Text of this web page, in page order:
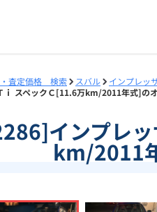
査定価格 検索 スバル インプレッ
ｉ スペックＣ[11.6万km/2011年式]の
インプレ
km/2011